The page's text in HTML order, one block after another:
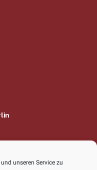
unseren Service zu